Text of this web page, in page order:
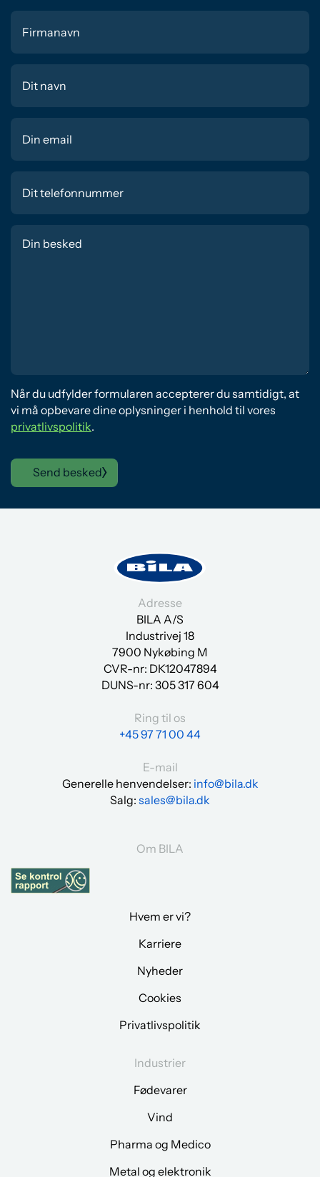
Når du udfylder formularen accepterer du samtidigt, at
vi må opbevare dine oplysninger i henhold til vores
privatlivspolitik.
Send besked
Adresse
BILA A/S
Industrivej 18
7900 Nykøbing M
CVR-nr: DK12047894
DUNS-nr: 305 317 604
Ring til os
+45 97 71 00 44
E-mail
Generelle henvendelser: info@bila.dk
Salg: sales@bila.dk
Om BILA
Hvem er vi?
Karriere
Nyheder
Cookies
Privatlivspolitik
Industrier
Fødevarer
Vind
Pharma og Medico
Metal og elektronik